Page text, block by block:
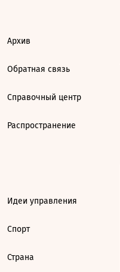
Архив
Обратная связь
Справочный центр
Распространение
Идеи управления
Спорт
Страна